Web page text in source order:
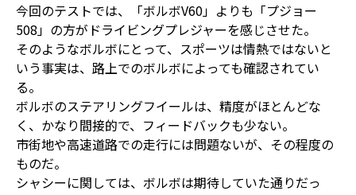
今回のテストでは、「ボルボV60」よりも「プジョー
508」の方がドライビングプレジャーを感じさせた。
そのようなボルボにとって、スポーツは情熱ではないと
いう事実は、路上でのボルボによっても確認されてい
る。
ボルボのステアリングフイールは、精度がほとんどな
く、かなり間接的で、フィードバックも少ない。
市街地や高速道路での走行には問題ないが、その程度の
ものだ。
シャシーに関しては、ボルボは期待していた通りだっ